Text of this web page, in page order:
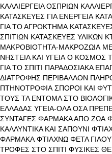
ΚΑΛΛΙΕΡΓΕΙΑ ΟΣΠΡΙΩΝ
ΚΑΤΑΣΚΕΥΕΣ ΓΙΑ ΕΝΕΡΓΕΙΑ
ΓΙΑ ΤΟ ΑΓΡΟΚΤΗΜΑ
ΣΠΙΤΙΩΝ ΚΑΤΑΣΚΕΥΕΣ ΥΛΙΚΩΝ
ΜΑΚΡΟΒΙΟΤΗΤΑ-ΜΑΚΡΟΖΩΙΑ
ΝΗΣΤΕΙΑ ΚΑΙ ΥΓΕΙΑ Ο ΚΟΣΜΟΣ
ΓΙΑ ΤΟ ΣΠΙΤΙ ΠΑΡΑΔΟΣΙΑΚΑ
ΔΙΑΤΡΟΦΗΣ ΠΕΡΙΒΑΛΛΟΝ
ΠΤΗΝΟΤΡΟΦΙΑ ΣΠΟΡΟΙ ΚΑΙ
ΤΟΥΣ ΤΑ ΕΝΤΟΜΑ ΣΤΟ
ΕΛΛΑΔΑΣ ΥΓΕΙΑ-ΟΛΑ ΟΣΑ
ΣΥΝΤΑΓΕΣ ΦΑΡΜΑΚΑ ΑΠΟ ΖΩΑ
ΚΑΛΛΥΝΤΙΚΑ ΚΑΙ ΣΑΠΟΥΝΙ
ΦΑΡΜΑΚΑ ΦΤΙΑΧΝΩ ΦΕΤΑ
ΤΡΟΦΕΣ ΣΤΟ ΣΠΙΤΙ ΦΥΣΙΚΕΣ